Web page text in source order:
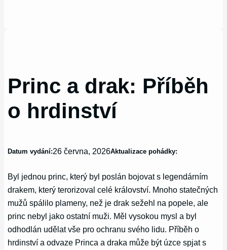
Princ a drak: Příběh
o hrdinství
Datum vydání:26 června, 2026Aktualizace pohádky:
Byl jednou princ, který byl poslán bojovat s legendárním
drakem, který terorizoval celé království. Mnoho statečných
mužů spálilo plameny, než je drak sežehl na popele, ale
princ nebyl jako ostatní muži. Měl vysokou mysl a byl
odhodlán udělat vše pro ochranu svého lidu. Příběh o
hrdinství a odvaze Princa a draka může být úzce spjat s